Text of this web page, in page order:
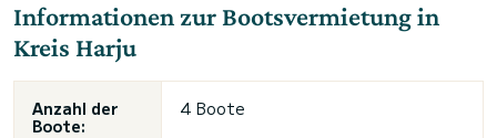
Informationen zur Bootsvermietung in
Kreis Harju
Anzahl der
Boote:
4 Boote